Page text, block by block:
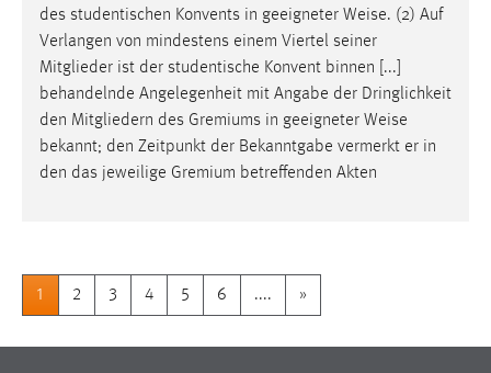
des studentischen Konvents in geeigneter Weise. (2) Auf
Verlangen von mindestens einem Viertel seiner
Mitglieder ist der studentische Konvent binnen [...]
behandelnde Angelegenheit mit Angabe der Dringlichkeit
den Mitgliedern des Gremiums in geeigneter Weise
bekannt; den Zeitpunkt der Bekanntgabe vermerkt er in
den das jeweilige Gremium betreffenden Akten
1 2 3 4 5 6 .... »